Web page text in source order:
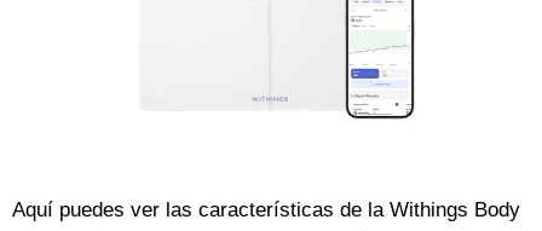
Aquí puedes ver las características de la Withings Body